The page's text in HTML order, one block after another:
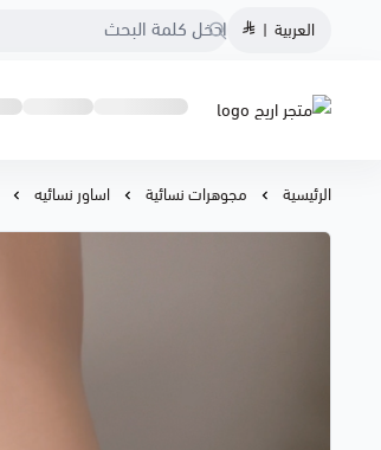
العربية |
متجر اريج
الرئيسية مجوهرات نسائية اساور نسائيه